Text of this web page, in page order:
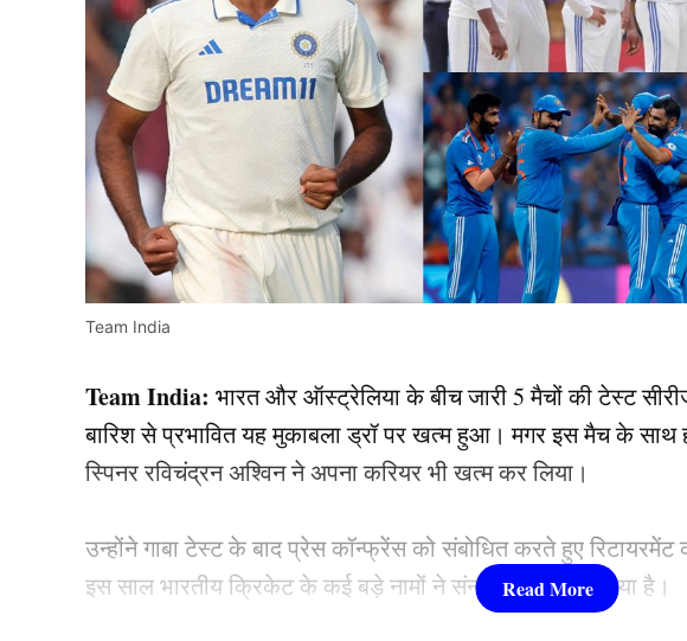
Team India
Team India: भारत और ऑस्ट्रेलिया के बीच जारी 5 मैचों की टेस्ट
बारिश से प्रभावित यह मुकाबला ड्रॉ पर खत्म हुआ। मगर इस मैच के साथ
स्पिनर रविचंद्रन अश्विन ने अपना करियर भी खत्म कर लिया।
उन्होंने गाबा टेस्ट के बाद प्रेस कॉन्फ्रेंस को संबोधित करते हुए रिटायरमेंट
इस साल भारतीय क्रिकेट के कई बड़े नामों ने संन्यास का ऐलान किया है।